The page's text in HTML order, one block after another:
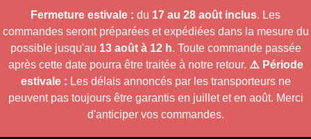
Fermeture estivale : du 17 au 28 août inclus. Les
commandes seront préparées et expédiées dans la mesure du
possible jusqu'au 13 août à 12 h. Toute commande passée
après cette date pourra être traitée à notre retour. ⚠️ Période
estivale : Les délais annoncés par les transporteurs ne
peuvent pas toujours être garantis en juillet et en août. Merci
d'anticiper vos commandes.